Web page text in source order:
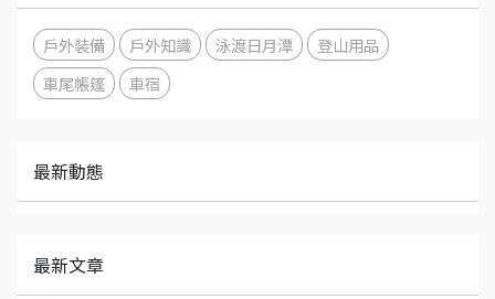
戶外裝備 戶外知識 泳渡日月潭
登山用品
車尾帳篷
車宿
最新動態
最新文章